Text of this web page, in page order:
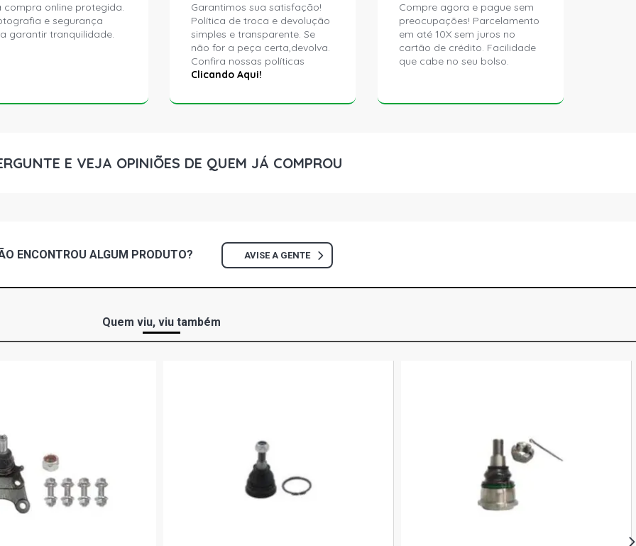
compra online protegida.
e segurança
garantir tranquilidade.
Garantimos sua satisfação!
Política de troca e devolução
simples e transparente. Se
não for a peça certa,devolva.
Confira nossas políticas
Clicando Aqui!
Compre agora e pague sem
preocupações! Parcelamento
em até 10X sem juros no
cartão de crédito. Facilidade
que cabe no seu bolso.
E VEJA OPINIÕES DE QUEM JÁ COMPROU
ENCONTROU ALGUM PRODUTO? AVISE A GENTE
Quem viu, viu também